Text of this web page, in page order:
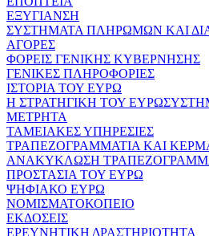
ΕΞΥΓΙΑΝΣΗ
ΣΥΣΤΗΜΑΤΑ ΠΛΗΡΩΜΩΝ ΚΑΙ
ΑΓΟΡΕΣ
ΦΟΡΕΙΣ ΓΕΝΙΚΗΣ ΚΥΒΕΡΝΗΣΗΣ
ΓΕΝΙΚΕΣ ΠΛΗΡΟΦΟΡΙΕΣ
ΙΣΤΟΡΙΑ ΤΟΥ ΕΥΡΩ
Η ΣΤΡΑΤΗΓΙΚΗ ΤΟΥ
ΜΕΤΡΗΤΑ
ΤΑΜΕΙΑΚΕΣ ΥΠΗΡΕΣΙΕΣ
ΤΡΑΠΕΖΟΓΡΑΜΜΑΤΙΑ ΚΑΙ
ΑΝΑΚΥΚΛΩΣΗ
ΠΡΟΣΤΑΣΙΑ ΤΟΥ ΕΥΡΩ
ΨΗΦΙΑΚΟ ΕΥΡΩ
ΝΟΜΙΣΜΑΤΟΚΟΠΕΙΟ
ΕΚΔΟΣΕΙΣ
ΕΡΕΥΝΗΤΙΚΗ ΔΡΑΣΤΗΡΙΟΤΗΤΑ